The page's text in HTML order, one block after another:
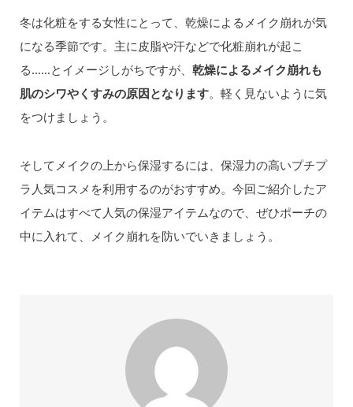
冬は化粧をする女性にとって、乾燥によるメイク崩れが気
になる季節です。主に皮脂や汗などで化粧崩れが起こ
る……とイメージしがちですが、 乾燥によるメイク崩れも
肌のシワやくすみの原因となります。軽く見ないように気
をつけましょう。
そしてメイクの上から保湿するには、保湿力の高いプチプ
ラ人気コスメを利用するのがおすすめ。今回ご紹介したア
イテムはすべて人気の保湿アイテムなので、ぜひポーチの
中に入れて、メイク崩れを防いでいきましょう。